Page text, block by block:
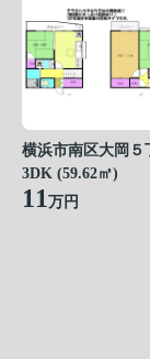
横浜市南区大岡５
3DK (59.62㎡)
11万円